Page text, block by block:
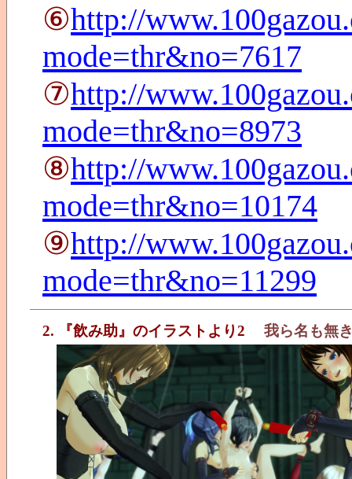
⑥http://
mode=thr&no=7617
⑦http://
mode=thr&no=8973
⑧http://
mode=thr&no=10174
⑨http://
mode=thr&no=11299
2. 『飲み助』のイラストより2 我ら名も無